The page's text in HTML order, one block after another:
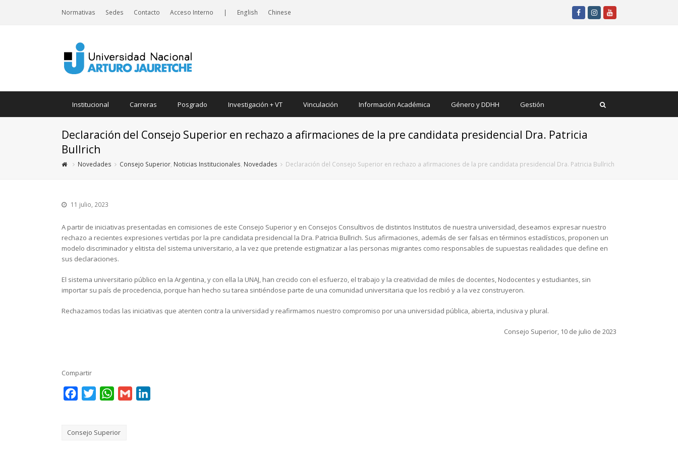
Normativas Sedes Contacto Acceso Interno | English Chinese Facebook
Instagram
Youtube
Institucional Carreras Posgrado Investigación + VT Vinculación Información Académica Género y DDHH Gestión
Declaración del Consejo Superior en rechazo a afirmaciones de la pre candidata presidencial Dra. Patricia
Bullrich
Novedades Consejo Superior Noticias Institucionales Novedades Declaración del Consejo Superior en rechazo a afirmaciones de la pre candidata presidencial Dra. Patricia Bullrich
11 julio, 2023
A partir de iniciativas presentadas en comisiones de este Consejo Superior y en Consejos Consultivos de distintos Institutos de nuestra universidad, deseamos expresar nuestro
rechazo a recientes expresiones vertidas por la pre candidata presidencial la Dra. Patricia Bullrich. Sus afirmaciones, además de ser falsas en términos estadísticos, proponen un
modelo discriminador y elitista del sistema universitario, a la vez que pretende estigmatizar a las personas migrantes como responsables de supuestas realidades que define en
sus declaraciones.
El sistema universitario público en la Argentina, y con ella la UNAJ, han crecido con el esfuerzo, el trabajo y la creatividad de miles de docentes, Nodocentes y estudiantes, sin
importar su país de procedencia, porque han hecho su tarea sintiéndose parte de una comunidad universitaria que los recibió y a la vez construyeron.
Rechazamos todas las iniciativas que atenten contra la universidad y reafirmamos nuestro compromiso por una universidad pública, abierta, inclusiva y plural.
Consejo Superior, 10 de julio de 2023
Compartir
FacebookTwitterWhatsApp
Gmail
Consejo Superior